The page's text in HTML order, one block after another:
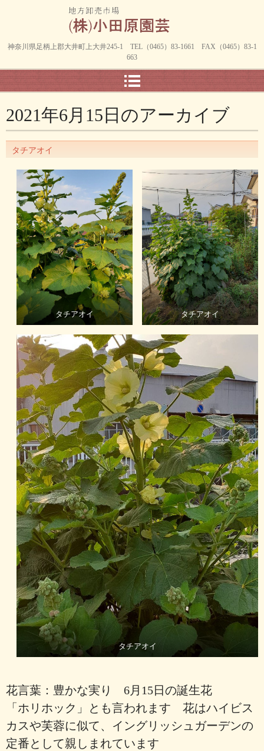
神奈川県足柄上郡大井町上大井245-1 TEL（0465）83-1661 FAX（0465）83-1
663
2021年6月15日 のアーカイブ
タチアオイ
タチアオイ タチアオイ
タチアオイ
花言葉：豊かな実り 6月15日の誕生花
「ホリホック」とも言われます 花はハイビス
カスや芙蓉に似て、 イングリッシュガーデンの
定番として親しまれています